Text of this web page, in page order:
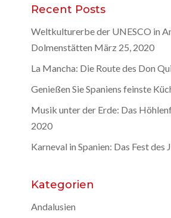
Recent Posts
Weltkulturerbe der UNESCO in
Dolmenstätten März 25, 2020
La Mancha: Die Route des Don
Genießen Sie Spaniens feinste
Musik unter der Erde: Das
2020
Karneval in Spanien: Das Fest des
Kategorien
Andalusien